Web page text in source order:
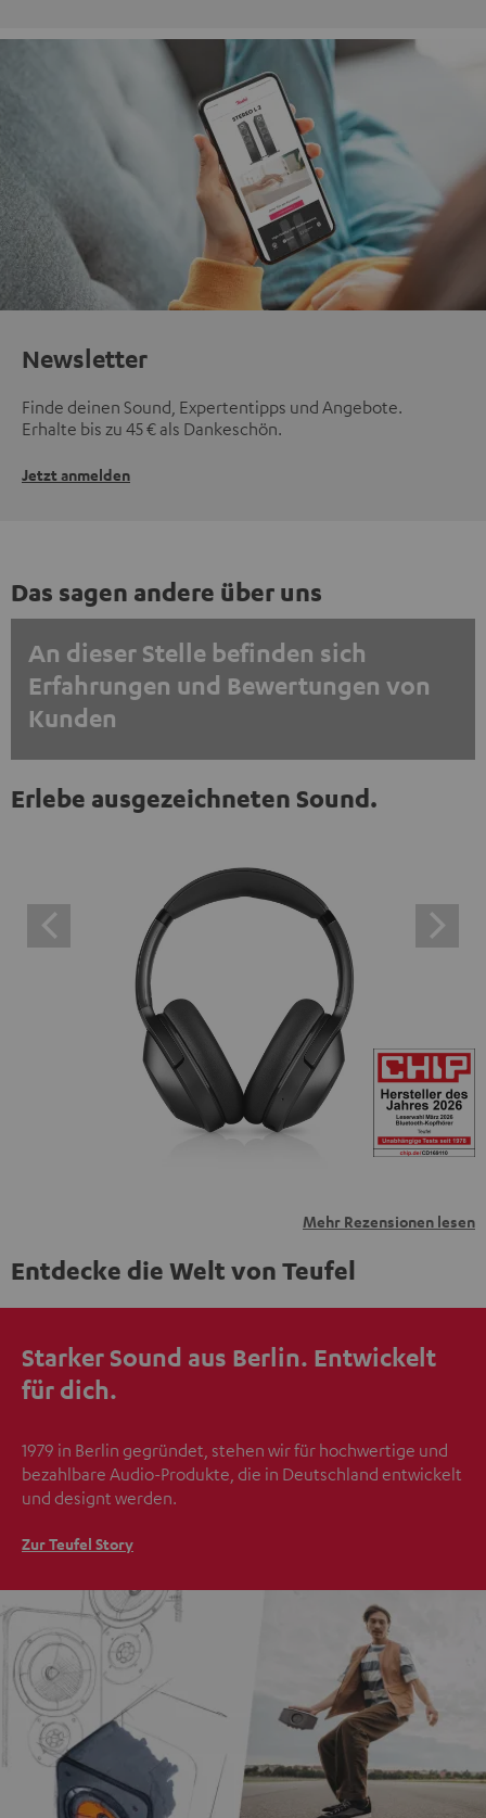
Newsletter
Finde deinen Sound, Expertentipps und Angebote.
Erhalte bis zu 45 € als Dankeschön.
Jetzt anmelden
Das sagen andere über uns
An dieser Stelle befinden sich
Erfahrungen und Bewertungen von
Kunden
Trustpilot‑Bewertungen sind externe Inhalte. Der
externe Inhalt kann hier mit nur einem Klick angezeigt
werden. Mit dem Anklicken des Inhalts wird zugestimmt,
dass externe Inhalte angezeigt werden. Dabei können
personenbezogene Daten an Drittplattformen
übermittelt werden.
Weitere Informationen sind in der
Datenschutzerklärung unter I zu finden.
Erlebe ausgezeichneten Sound.
Mehr Rezensionen lesen
Entdecke die Welt von Teufel
Starker Sound aus Berlin. Entwickelt
für dich.
1979 in Berlin gegründet, stehen wir für hochwertige und
bezahlbare Audio-Produkte, die in Deutschland entwickelt
und designt werden.
Zur Teufel Story